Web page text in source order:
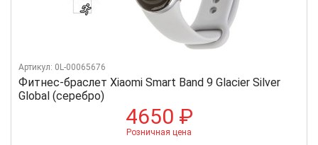
Фитнес-браслет Xiaomi Smart Band 9 Glacier Silver
Global (серебро)
Артикул: 0L-00065676
4650 ₽
Розничная цена